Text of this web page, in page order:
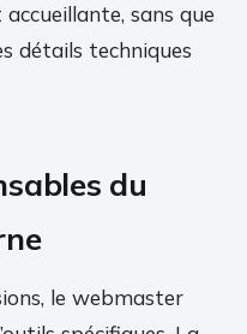
sans que
détails techniques
du
le webmaster